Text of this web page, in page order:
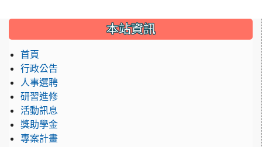
::: 本站資訊
首頁
行政公告
人事選聘
研習進修
活動訊息
獎助學金
專案計畫